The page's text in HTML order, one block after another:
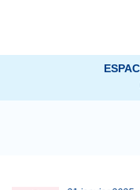
Panneau de gestion des